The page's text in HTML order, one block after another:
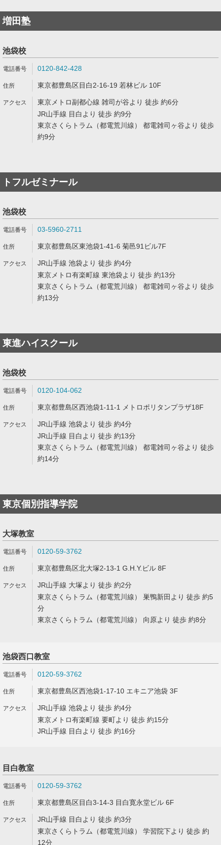
増田塾
池袋校
0120-842-428
東京都豊島区目白2-16-19 若林ビル 10F
東京メトロ副都心線 雑司が谷より 徒歩 約6分
JR山手線 目白より 徒歩 約9分
東京さくらトラム（都電荒川線） 都電雑司ヶ谷より 徒歩
約9分
トフルゼミナール
池袋校
03-5960-2711
東京都豊島区東池袋1-41-6 菊邑91ビル7F
JR山手線 池袋より 徒歩 約4分
東京メトロ有楽町線 東池袋より 徒歩 約13分
東京さくらトラム（都電荒川線） 都電雑司ヶ谷より 徒歩
約13分
東進ハイスクール
池袋校
0120-104-062
東京都豊島区西池袋1-11-1 メトロポリタンプラザ18F
JR山手線 池袋より 徒歩 約4分
JR山手線 目白より 徒歩 約13分
東京さくらトラム（都電荒川線） 都電雑司ヶ谷より 徒歩
約14分
東京個別指導学院
大塚教室
0120-59-3762
東京都豊島区北大塚2-13-1 G.H.Y.ビル 8F
JR山手線 大塚より 徒歩 約2分
東京さくらトラム（都電荒川線） 巣鴨新田より 徒歩 約5
分
東京さくらトラム（都電荒川線） 向原より 徒歩 約8分
池袋西口教室
0120-59-3762
東京都豊島区西池袋1-17-10 エキニア池袋 3F
JR山手線 池袋より 徒歩 約4分
東京メトロ有楽町線 要町より 徒歩 約15分
JR山手線 目白より 徒歩 約16分
目白教室
0120-59-3762
東京都豊島区目白3-14-3 目白寛永堂ビル 6F
JR山手線 目白より 徒歩 約3分
東京さくらトラム（都電荒川線） 学習院下より 徒歩 約
12分